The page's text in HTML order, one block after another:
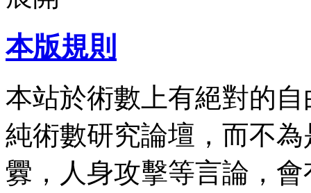
本版規則
本站於術數上有絕對的
純術數研究論壇，而不
釁，人身攻擊等言論，